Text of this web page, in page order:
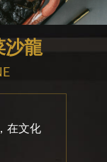
沙龍
在文化